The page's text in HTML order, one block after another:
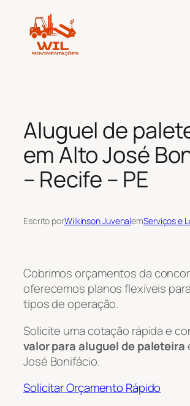
conteúdo
Aluguel de
em Alto José
– Recife – PE
Escrito porWilkinson JuvenalemServiços e
Cobrimos orçamentos da
oferecemos planos flexíveis
tipos de operação.
Solicite uma cotação rápida e
valor para aluguel de paleteira
José Bonifácio.
Solicitar Orçamento Rápido